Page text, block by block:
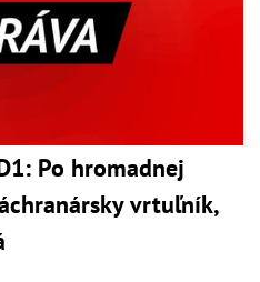
Po hromadnej
vrtuľník,